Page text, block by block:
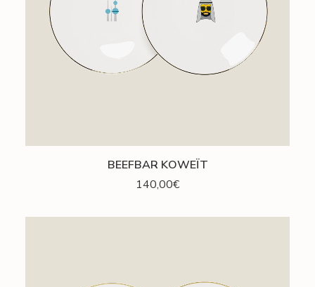
AJOUTER AU PANIERBEEFBAR KOWEÏT
140,00€